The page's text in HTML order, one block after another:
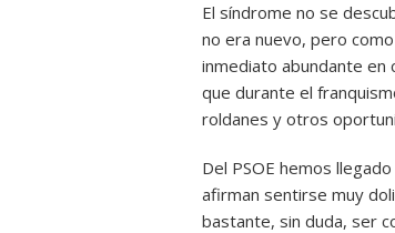
El síndrome no se
no era nuevo, pero
inmediato abundante en
que durante el
roldanes y otros
Del PSOE hemos
afirman sentirse muy
bastante, sin duda, ser